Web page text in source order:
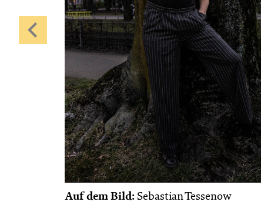
Auf dem Bild: Sebastian Tessenow